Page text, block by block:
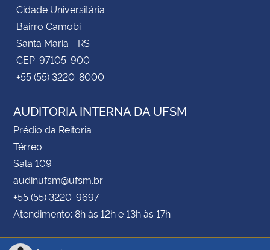
Cidade Universitária
Bairro Camobi
Santa Maria - RS
CEP: 97105-900
+55 (55) 3220-8000
AUDITORIA INTERNA DA UFSM
Prédio da Reitoria
Térreo
Sala 109
audinufsm@ufsm.br
+55 (55) 3220-9697
Atendimento: 8h às 12h e 13h às 17h